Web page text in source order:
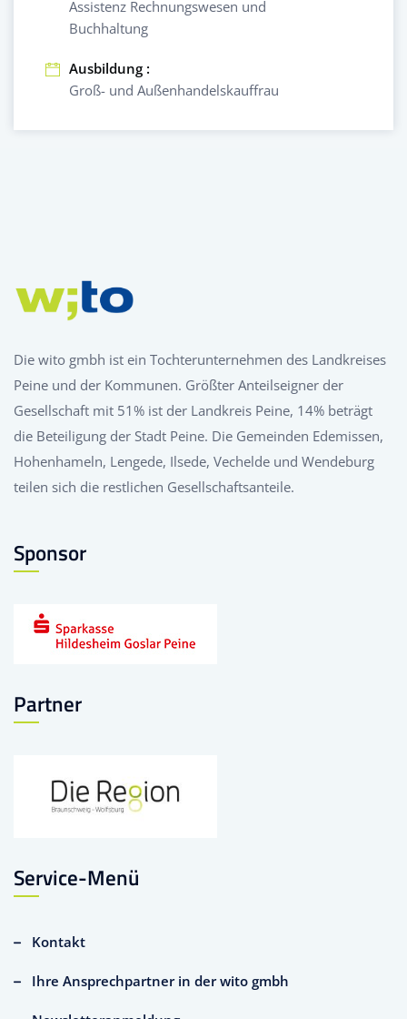
Assistenz Rechnungswesen und
Buchhaltung
Ausbildung :
Groß- und Außenhandelskauffrau
Die wito gmbh ist ein Tochterunternehmen des Landkreises
Peine und der Kommunen. Größter Anteilseigner der
Gesellschaft mit 51% ist der Landkreis Peine, 14% beträgt
die Beteiligung der Stadt Peine. Die Gemeinden Edemissen,
Hohenhameln, Lengede, Ilsede, Vechelde und Wendeburg
teilen sich die restlichen Gesellschaftsanteile.
Sponsor
Partner
Service-Menü
Kontakt
Ihre Ansprechpartner in der wito gmbh